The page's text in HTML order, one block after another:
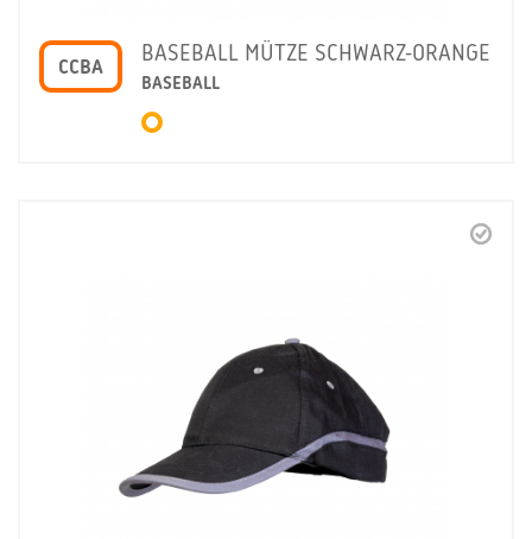
CCBA
BASEBALL MÜTZE SCHWARZ-ORANGE
BASEBALL